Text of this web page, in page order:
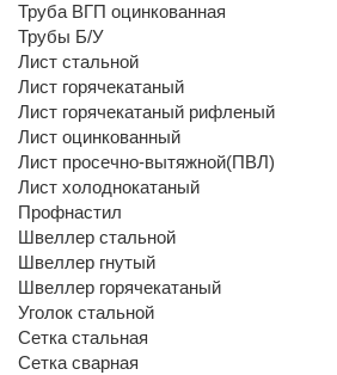
Труба ВГП оцинкованная
Трубы Б/У
Лист стальной
Лист горячекатаный
Лист горячекатаный рифленый
Лист оцинкованный
Лист просечно-вытяжной(ПВЛ)
Лист холоднокатаный
Профнастил
Швеллер стальной
Швеллер гнутый
Швеллер горячекатаный
Уголок стальной
Сетка стальная
Сетка сварная